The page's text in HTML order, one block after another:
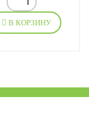
В КОРЗИНУ